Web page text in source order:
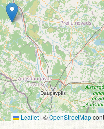
Leaflet | ©OpenStreetMap